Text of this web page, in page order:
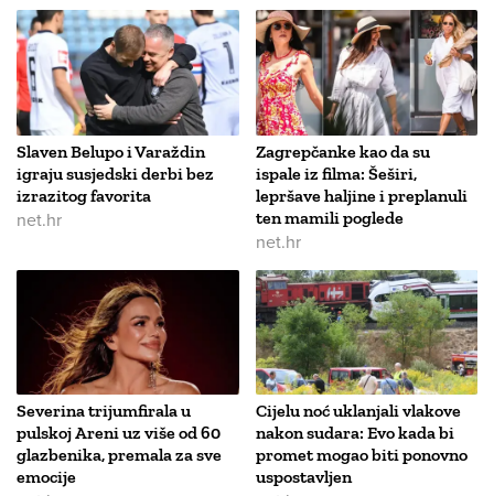
Slaven Belupo i Varaždin
igraju susjedski derbi bez
izrazitog favorita
net.hr
Zagrepčanke kao da su
ispale iz filma: Šeširi,
lepršave haljine i preplanuli
ten mamili poglede
net.hr
Severina trijumfirala u
pulskoj Areni uz više od 60
glazbenika, premala za sve
emocije
Cijelu noć uklanjali vlakove
nakon sudara: Evo kada bi
promet mogao biti ponovno
uspostavljen